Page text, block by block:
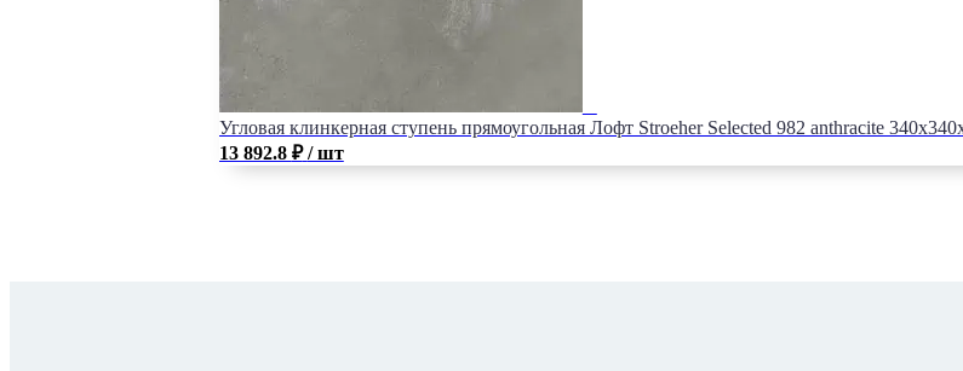
Угловая клинкерная ступень прямоугольная Лофт Stroeher Selected 982 anthracite
13 892.8 ₽ / шт